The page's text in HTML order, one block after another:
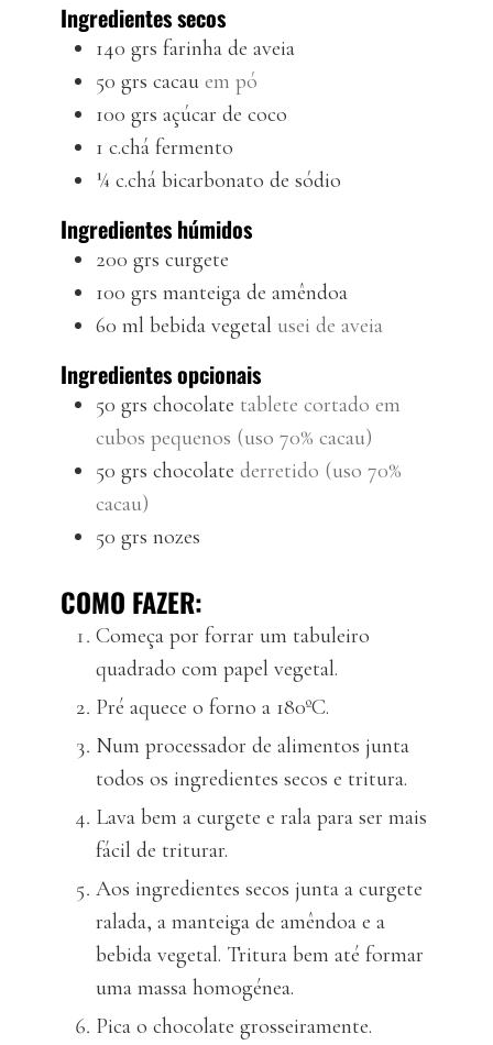
Ingredientes secos
140 grs farinha de aveia
50 grs cacau em pó
100 grs açúcar de coco
1 c.chá fermento
¼ c.chá bicarbonato de sódio
Ingredientes húmidos
200 grs curgete
100 grs manteiga de amêndoa
60 ml bebida vegetal usei de aveia
Ingredientes opcionais
50 grs chocolate tablete cortado em
cubos pequenos (uso 70% cacau)
50 grs chocolate derretido (uso 70%
cacau)
50 grs nozes
COMO FAZER:
Começa por forrar um tabuleiro
quadrado com papel vegetal.
Pré aquece o forno a 180ºC.
Num processador de alimentos junta
todos os ingredientes secos e tritura.
Lava bem a curgete e rala para ser mais
fácil de triturar.
Aos ingredientes secos junta a curgete
ralada, a manteiga de amêndoa e a
bebida vegetal. Tritura bem até formar
uma massa homogénea.
Pica o chocolate grosseiramente.